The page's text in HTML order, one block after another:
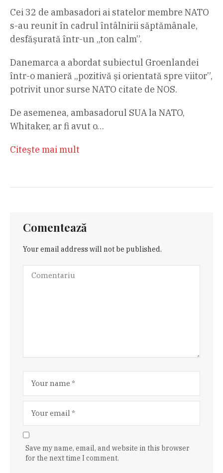
Cei 32 de ambasadori ai statelor membre NATO
s-au reunit în cadrul întâlnirii săptămânale,
desfășurată într-un „ton calm”.
Danemarca a abordat subiectul Groenlandei
într-o manieră „pozitivă și orientată spre viitor”,
potrivit unor surse NATO citate de NOS.
De asemenea, ambasadorul SUA la NATO,
Whitaker, ar fi avut o…
Citeşte mai mult
Comentează
Your email address will not be published.
Save my name, email, and website in this browser
for the next time I comment.